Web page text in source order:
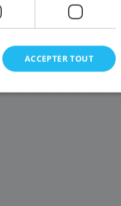
5876C001/GI-41SY
ACCEPTER TOUT